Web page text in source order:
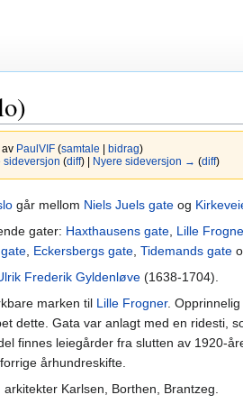
av PaulVIF (samtale bidrag)
(diff) | Nyere sideversjon → (diff)
går mellom Niels Juels gate og
gater: Haxthausens gate Lille
Eckersbergs gate Tidemands gate
Frederik Gyldenløve (1638-1704).
marken til Lille Frogner.
dette. Gata var anlagt med en ridesti,
finnes leiegårder fra slutten av 1920-
århundreskifte.
Karlsen, Borthen, Brantzeg.